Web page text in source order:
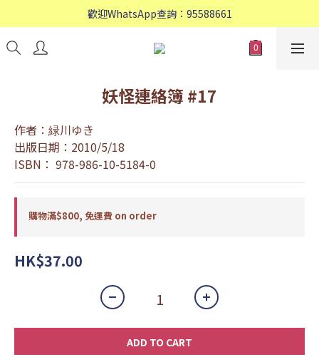
歡迎WhatsApp查詢：95588661
歡迎WhatsApp查詢：95588661
會員專享: 購物滿$800, 免運費
妖怪連絡簿 #17
作者：緑川ゆき
出版日期：2010/5/18
ISBN： 978-986-10-5184-0
購物滿$800, 免運費 on order
HK$37.00
ADD TO CART